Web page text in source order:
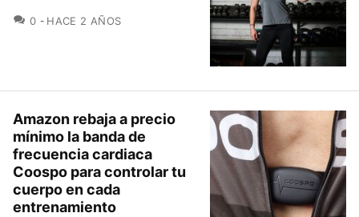
0 COMENTARIOS
HACE 2 AÑOS
Amazon rebaja a precio
mínimo la banda de
frecuencia cardiaca
Coospo para controlar tu
cuerpo en cada
entrenamiento